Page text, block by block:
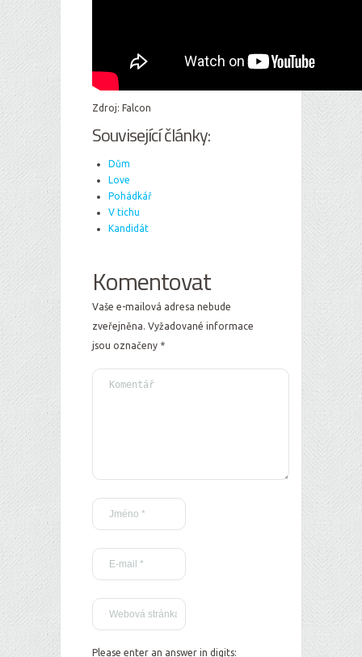
Zdroj: Falcon
Související články:
Dům
Love
Pohádkář
V tichu
Kandidát
Komentovat
Vaše e-mailová adresa nebude
zveřejněna. Vyžadované informace
jsou označeny *
Please enter an answer in digits: